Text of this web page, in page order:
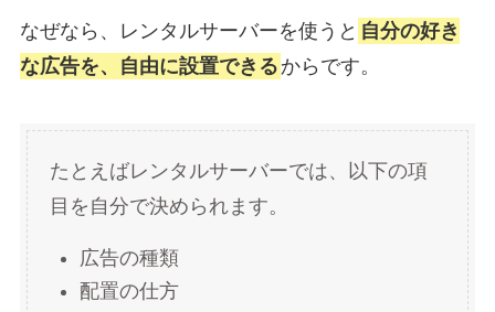
なぜなら、レンタルサーバーを使うと 自分の好き
な広告を、自由に設置できる からです。
たとえばレンタルサーバーでは、以下の項
目を自分で決められます。
広告の種類
配置の仕方